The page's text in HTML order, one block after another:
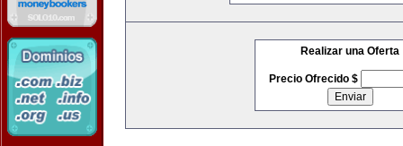
Realizar una Oferta
Precio Ofrecido $